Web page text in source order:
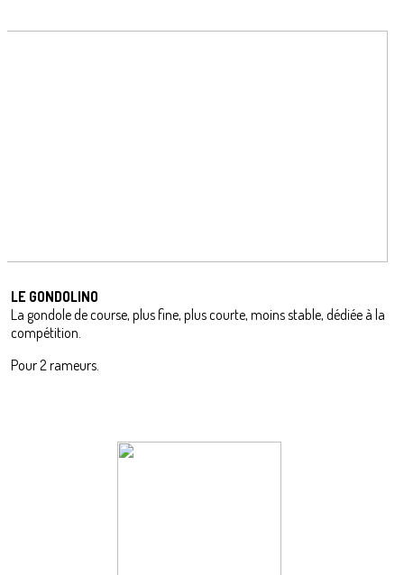
LE GONDOLINO
La gondole de course, plus fine, plus courte, moins stable, dédiée à la
compétition.
Pour 2 rameurs.